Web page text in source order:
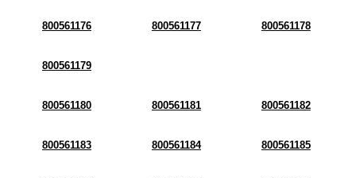
800561176 800561177 800561178
800561179
800561180 800561181 800561182
800561183 800561184 800561185